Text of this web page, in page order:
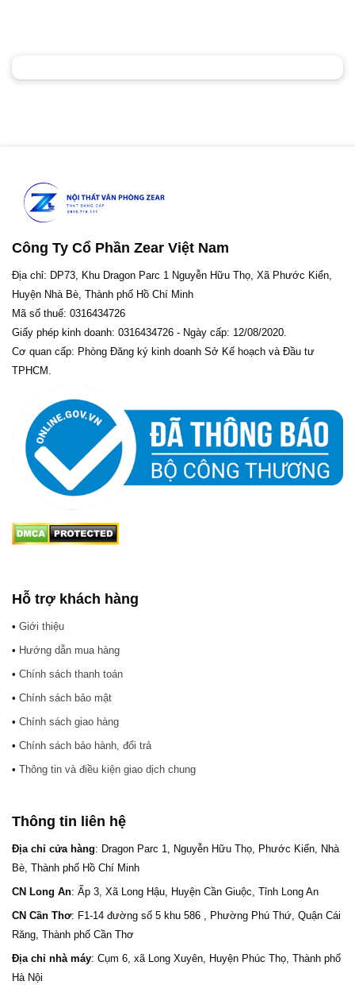
Công Ty Cổ Phần Zear Việt Nam
Địa chỉ: DP73, Khu Dragon Parc 1 Nguyễn Hữu Thọ, Xã Phước Kiển,
Huyện Nhà Bè, Thành phố Hồ Chí Minh
Mã số thuế: 0316434726
Giấy phép kinh doanh: 0316434726 - Ngày cấp: 12/08/2020.
Cơ quan cấp: Phòng Đăng ký kinh doanh Sở Kế hoạch và Đầu tư
TPHCM.
Hỗ trợ khách hàng
• Giới thiệu
• Hướng dẫn mua hàng
• Chính sách thanh toán
• Chính sách bảo mật
• Chính sách giao hàng
• Chính sách bảo hành, đổi trả
• Thông tin và điều kiện giao dịch chung
Thông tin liên hệ
Địa chỉ cửa hàng: Dragon Parc 1, Nguyễn Hữu Thọ, Phước Kiển, Nhà
Bè, Thành phố Hồ Chí Minh
CN Long An: Ấp 3, Xã Long Hậu, Huyện Cần Giuộc, Tỉnh Long An
CN Cần Thơ: F1-14 đường số 5 khu 586 , Phường Phú Thứ, Quận Cái
Răng, Thành phố Cần Thơ
Địa chỉ nhà máy: Cụm 6, xã Long Xuyên, Huyện Phúc Thọ, Thành phố
Hà Nội